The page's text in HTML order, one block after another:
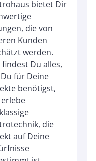
bietet Dir
die von
Kunden
werden.
findest Du alles,
für Deine
benötigst,
die
auf Deine